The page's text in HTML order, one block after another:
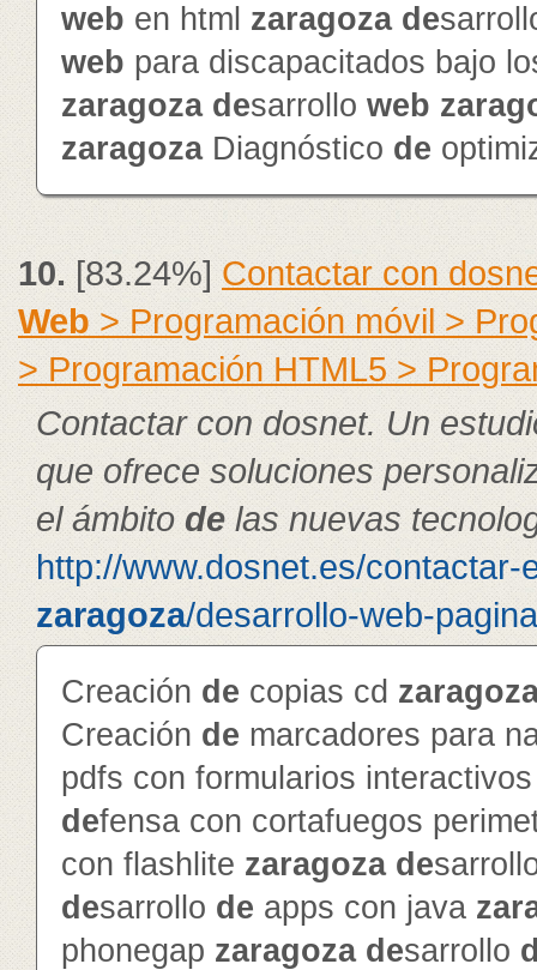
web en html zaragoza de
web para discapacitados bajo
zaragoza desarrollo web
zaragozaDiagnóstico de
10.[83.24%]Contactar con
Web > Programación móvil >
> Programación HTML5 >
Contactar con dosnet. Un
que ofrece soluciones
el ámbito de las nuevas
http://www.dosnet.es/contactar-
zaragoza/desarrollo-web-
Creación de copias cd
Creación de marcadores para
pdfs con formularios
defensa con cortafuegos
con flashlite zaragoza de
desarrollo de apps con java
phonegap zaragoza desarrollo